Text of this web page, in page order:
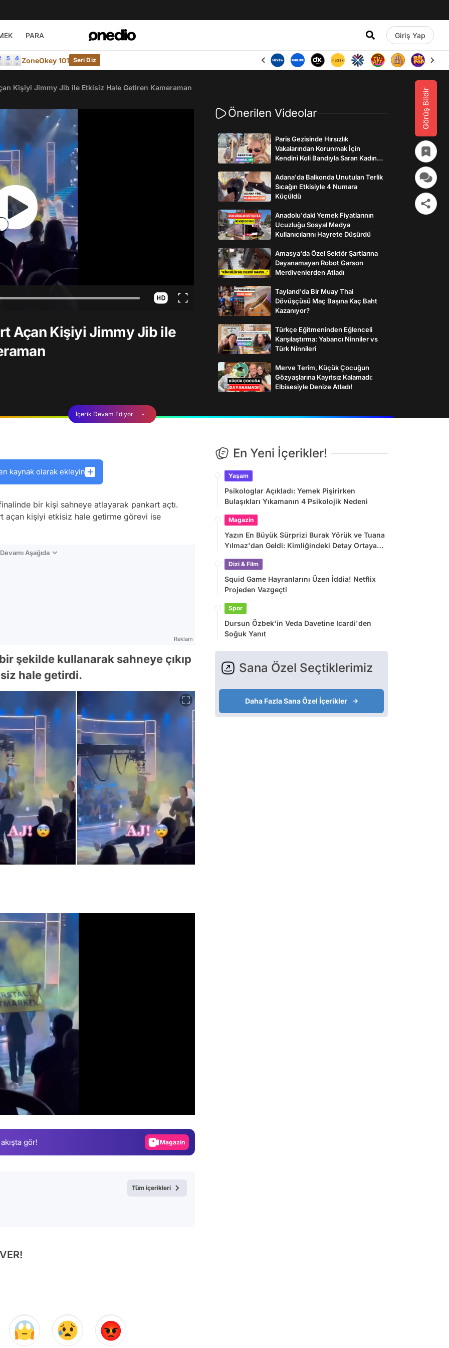
PARA Giriş Yap
ZoneOkey 101 Seri Diz
Görüş Bildir
Kişiyi Jimmy Jib ile Etkisiz Hale Getiren Kameraman
Açan Kişiyi Jimmy Jib ile
Önerilen Videolar
Paris Gezisinde Hırsızlık
Vakalarından Korunmak İçin
Kendini Koli Bandıyla Saran Kadının
Adana'da Balkonda Unutulan Terlik
Sıcağın Etkisiyle 4 Numara
Küçüldü
Anadolu'daki Yemek Fiyatlarının
Ucuzluğu Sosyal Medya
Kullanıcılarını Hayrete Düşürdü
Amasya'da Özel Sektör Şartlarına
Dayanamayan Robot Garson
Merdivenlerden Atladı
Tayland'da Bir Muay Thai
Dövüşçüsü Maç Başına Kaç Baht
Kazanıyor?
Türkçe Eğitmeninden Eğlenceli
Karşılaştırma: Yabancı Ninniler vs
Türk Ninnileri
Merve Terim, Küçük Çocuğun
Gözyaşlarına Kayıtsız Kalamadı:
Elbisesiyle Denize Atladı!
İçerik Devam Ediyor
kaynak olarak ekleyin
bir kişi sahneye atlayarak pankart açtı.
açan kişiyi etkisiz hale getirme görevi ise
Aşağıda
Reklam
şekilde kullanarak sahneye çıkıp
hale getirdi.
gör! Video
Tüm içerikleri
En Yeni İçerikler!
Yaşam
Psikologlar Açıkladı: Yemek Pişirirken
Bulaşıkları Yıkamanın 4 Psikolojik Nedeni
Magazin
Yazın En Büyük Sürprizi Burak Yörük ve Tuana
Yılmaz'dan Geldi: Kimliğindeki Detay Ortaya
Dizi & Film
Squid Game Hayranlarını Üzen İddia! Netflix
Projeden Vazgeçti
Spor
Dursun Özbek'in Veda Davetine Icardi'den
Soğuk Yanıt
Sana Özel Seçtiklerimiz
Daha Fazla Sana Özel İçerikler